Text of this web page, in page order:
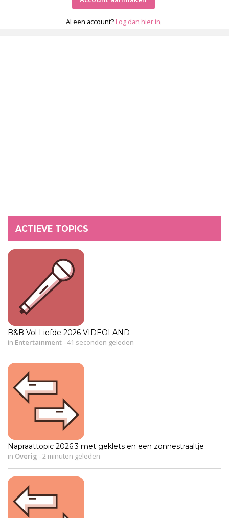
Al een account? Log dan hier in
ACTIEVE TOPICS
B&B Vol Liefde 2026 VIDEOLAND
in Entertainment-41 seconden geleden
Napraattopic 2026.3 met geklets en een zonnestraaltje
in Overig -2 minuten geleden